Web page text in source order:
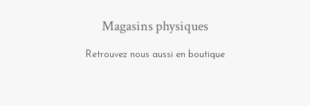
Magasins physiques
Retrouvez nous aussi en boutique